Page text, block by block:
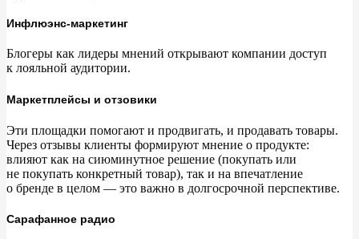
Инфлюэнс-маркетинг
Блогеры как лидеры мнений открывают компании доступ
к лояльной аудитории.
Маркетплейсы и отзовики
Эти площадки помогают и продвигать, и продавать товары.
Через отзывы клиенты формируют мнение о продукте:
влияют как на сиюминутное решение (покупать или
не покупать конкретный товар), так и на впечатление
о бренде в целом — это важно в долгосрочной перспективе.
Сарафанное радио